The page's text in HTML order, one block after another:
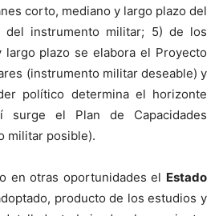
corto, mediano y largo plazo del
del instrumento militar; 5) de los
largo plazo se elabora el Proyecto
(instrumento militar deseable) y
político determina el horizonte
surge el Plan de Capacidades
militar posible).
en otras oportunidades el Estado
producto de los estudios y